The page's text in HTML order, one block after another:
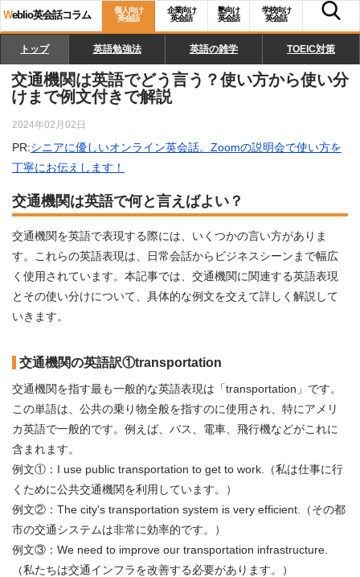
Weblio英会話コラム
個人向け
英会話
企業向け
英会話
塾向け
英会話
学校向け
英会話
トップ 英語勉強法 英語の雑学 TOEIC対策
交通機関は英語でどう言う？使い方から使い分
けまで例文付きで解説
2024年02月02日
PR:シニアに優しいオンライン英会話。Zoomの説明会で使い方を
丁寧にお伝えします！
交通機関は英語で何と言えばよい？
交通機関を英語で表現する際には、いくつかの言い方がありま
す。これらの英語表現は、日常会話からビジネスシーンまで幅広
く使用されています。本記事では、交通機関に関連する英語表現
とその使い分けについて、具体的な例文を交えて詳しく解説して
いきます。
交通機関の英語訳①transportation
交通機関を指す最も一般的な英語表現は「transportation」です。
この単語は、公共の乗り物全般を指すのに使用され、特にアメリ
カ英語で一般的です。例えば、バス、電車、飛行機などがこれに
含まれます。
例文①：I use public transportation to get to work.（私は仕事に行
くために公共交通機関を利用しています。）
例文②：The city's transportation system is very efficient.（その都
市の交通システムは非常に効率的です。）
例文③：We need to improve our transportation infrastructure.
（私たちは交通インフラを改善する必要があります。）